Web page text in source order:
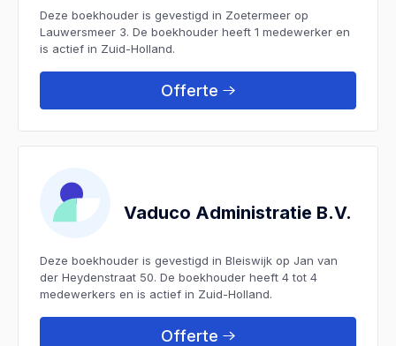
Deze boekhouder is gevestigd in Zoetermeer op
Lauwersmeer 3. De boekhouder heeft 1 medewerker en
is actief in Zuid-Holland.
Offerte
Vaduco Administratie B.V.
Deze boekhouder is gevestigd in Bleiswijk op Jan van
der Heydenstraat 50. De boekhouder heeft 4 tot 4
medewerkers en is actief in Zuid-Holland.
Offerte